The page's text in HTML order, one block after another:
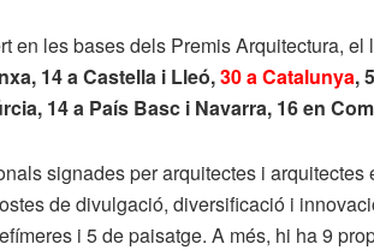
en les bases dels Premis Arquitectura,
14 a Castella i Lleó,30 a Catalunya,
14 a País Basc i Navarra, 16 en
signades per arquitectes i
de divulgació, diversificació i
i 5 de paisatge. A més, hi ha 9